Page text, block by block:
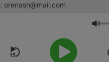
להערות בונות: orenash@mail.com